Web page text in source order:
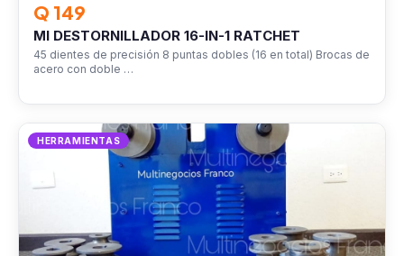
Q 149
MI DESTORNILLADOR 16-IN-1 RATCHET
45 dientes de precisión 8 puntas dobles (16 en total) Brocas de
acero con doble …
HERRAMIENTAS